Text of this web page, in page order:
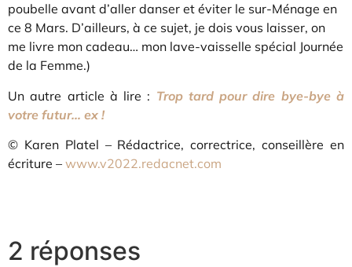
poubelle avant d’aller danser et éviter le sur-Ménage en
ce 8 Mars. D’ailleurs, à ce sujet, je dois vous laisser, on
me livre mon cadeau… mon lave-vaisselle spécial Journée
de la Femme.)
Un autre article à lire : Trop tard pour dire bye-bye à
votre futur… ex !
© Karen Platel – Rédactrice, correctrice, conseillère en
écriture – www.v2022.redacnet.com
2 réponses